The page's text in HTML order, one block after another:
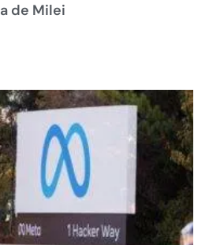
de Milei